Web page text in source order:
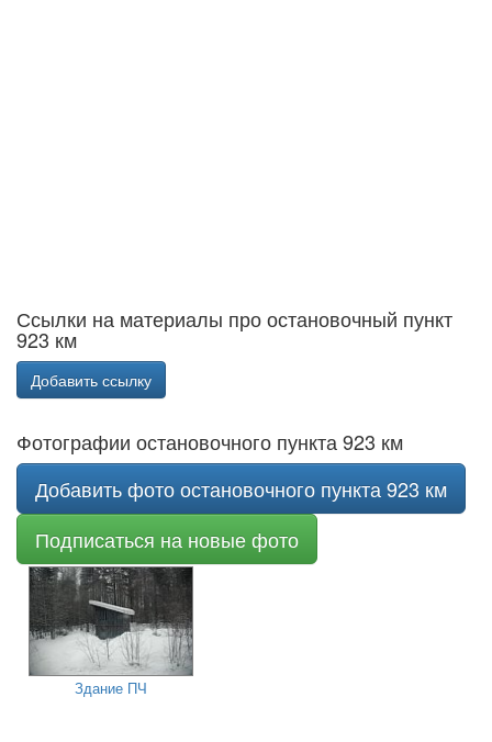
Ссылки на материалы про остановочный пункт
923 км
Добавить ссылку
Фотографии остановочного пункта 923 км
Добавить фото остановочного пункта 923 км
Подписаться на новые фото
Здание ПЧ